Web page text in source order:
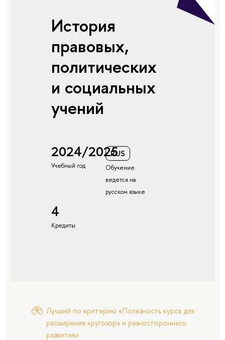
История
правовых,
политических
и социальных
учений
2024/2025
Учебный год
RUS
Обучение
ведется на
русском языке
4
Кредиты
Лучший по критерию «Полезность курса для
расширения кругозора и разностороннего
развития»